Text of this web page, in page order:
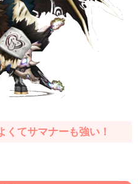
てサマナーも強い！